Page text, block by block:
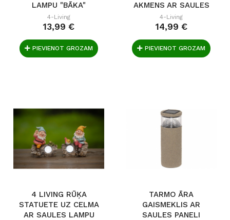
LAMPU "BĀKA"
4-Living
13,99 €
PIEVIENOT GROZAM
AKMENS AR SAULES
LAMPU.
4-Living
14,99 €
PIEVIENOT GROZAM
4 LIVING RŪĶA
STATUETE UZ CELMA
AR SAULES LAMPU
TARMO ĀRA
GAISMEKLIS AR
SAULES PANELI